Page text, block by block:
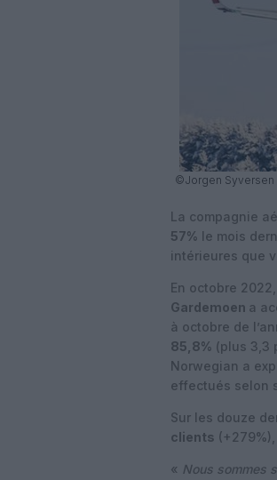
©Jorgen Syversen
La compagnie
57% le mois
intérieures que
En octobre
Gardemoen a
à octobre de
85,8% (plus 3,3
Norwegian a
effectués selon
Sur les douze
clients
« Nous sommes